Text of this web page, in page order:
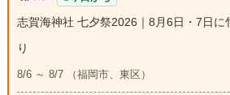
志賀海神社 七夕祭2026｜8月6日・7日に
り
8/6 ～ 8/7 （福岡市、東区）